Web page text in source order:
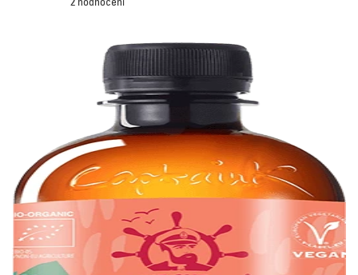
hodnocení
hvězdiček.
2 hodnocení